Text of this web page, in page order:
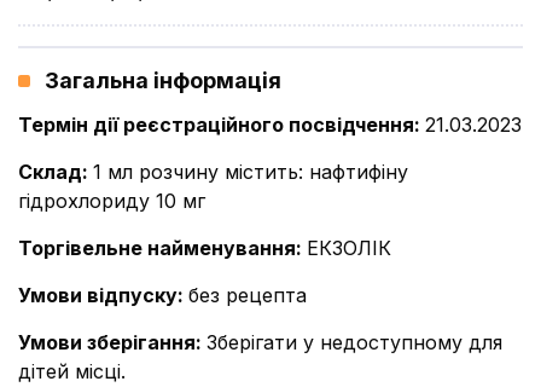
Загальна інформація
Термін дії реєстраційного посвідчення: 21.03.2023
Склад: 1 мл розчину містить: нафтифіну
гідрохлориду 10 мг
Торгівельне найменування: ЕКЗОЛІК
Умови відпуску: без рецепта
Умови зберігання: Зберігати у недоступному для
дітей місці.